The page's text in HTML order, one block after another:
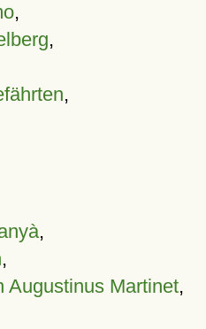
,
,
,
,
,
Augustinus Martinet,